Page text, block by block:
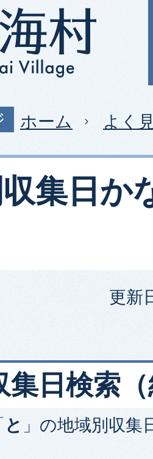
ホーム よく
集日か
更新
集日検索
と 」の地域別収集